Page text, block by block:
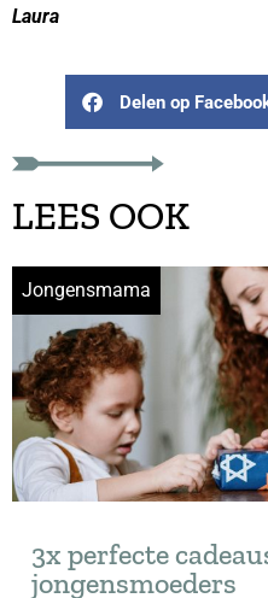
Laura
Delen op
LEES OOK
Jongensmama
3x perfecte
jongensmoeders